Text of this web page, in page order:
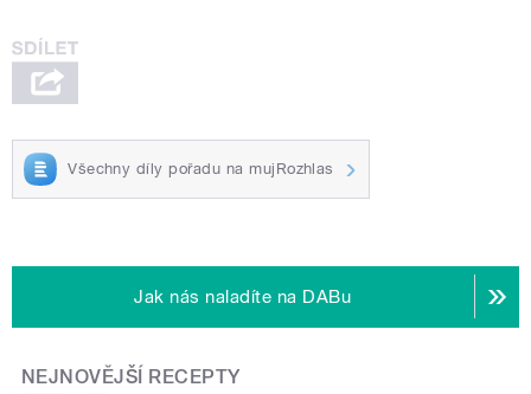
Všechny díly pořadu na mujRozhlas
Jak nás naladíte na DABu
NEJNOVĚJŠÍ RECEPTY